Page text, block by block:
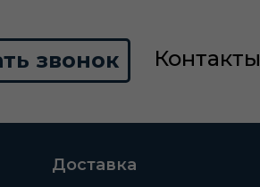
звонок Контакты
Доставка